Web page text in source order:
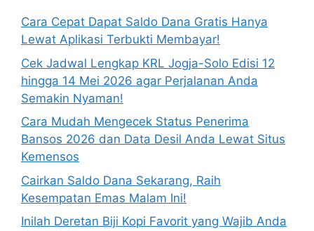
Cara Cepat Dapat Saldo Dana Gratis Hanya
Lewat Aplikasi Terbukti Membayar!
Cek Jadwal Lengkap KRL Jogja-Solo Edisi 12
hingga 14 Mei 2026 agar Perjalanan Anda
Semakin Nyaman!
Cara Mudah Mengecek Status Penerima
Bansos 2026 dan Data Desil Anda Lewat Situs
Kemensos
Cairkan Saldo Dana Sekarang, Raih
Kesempatan Emas Malam Ini!
Inilah Deretan Biji Kopi Favorit yang Wajib Anda